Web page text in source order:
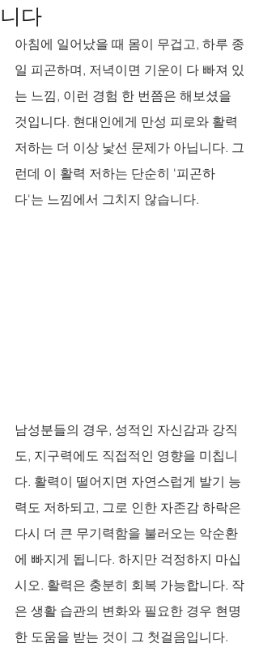
니다
아침에 일어났을 때 몸이 무겁고, 하루 종
일 피곤하며, 저녁이면 기운이 다 빠져 있
는 느낌, 이런 경험 한 번쯤은 해보셨을
것입니다. 현대인에게 만성 피로와 활력
저하는 더 이상 낯선 문제가 아닙니다. 그
런데 이 활력 저하는 단순히 '피곤하
다'는 느낌에서 그치지 않습니다.
남성분들의 경우, 성적인 자신감과 강직
도, 지구력에도 직접적인 영향을 미칩니
다. 활력이 떨어지면 자연스럽게 발기 능
력도 저하되고, 그로 인한 자존감 하락은
다시 더 큰 무기력함을 불러오는 악순환
에 빠지게 됩니다. 하지만 걱정하지 마십
시오. 활력은 충분히 회복 가능합니다. 작
은 생활 습관의 변화와 필요한 경우 현명
한 도움을 받는 것이 그 첫걸음입니다.